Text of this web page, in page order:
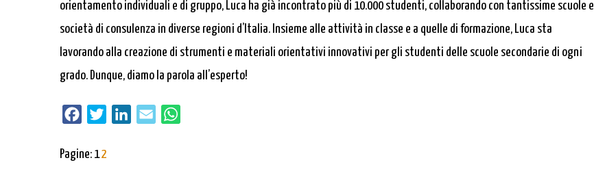
orientamento individuali e di gruppo, Luca ha già incontrato più di 10.000 studenti, collaborando con tantissime scuole e
società di consulenza in diverse regioni d’Italia. Insieme alle attività in classe e a quelle di formazione, Luca sta
lavorando alla creazione di strumenti e materiali orientativi innovativi per gli studenti delle scuole secondarie di ogni
grado. Dunque, diamo la parola all’esperto!
FacebookTwitter LinkedIn Email
Pagine: 12